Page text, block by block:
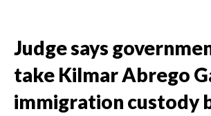
Judge says
take Kilmar Abrego
immigration custody